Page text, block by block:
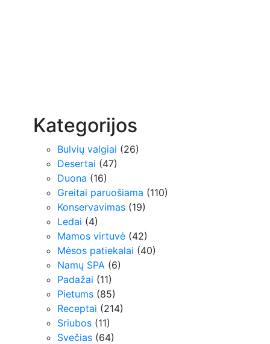
Kategorijos
Bulvių valgiai (26)
Desertai (47)
Duona (16)
Greitai paruošiama (110)
Konservavimas (19)
Ledai (4)
Mamos virtuvė (42)
Mėsos patiekalai (40)
Namų SPA (6)
Padažai (11)
Pietums (85)
Receptai (214)
Sriubos (11)
Svečias (64)